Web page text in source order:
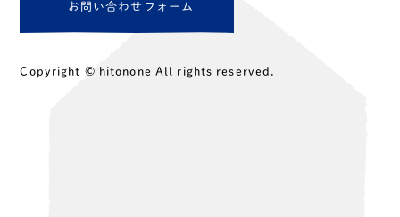
お 問 い合わせ フ ォ ー ム
Copyright © hitonone All rights reserved.